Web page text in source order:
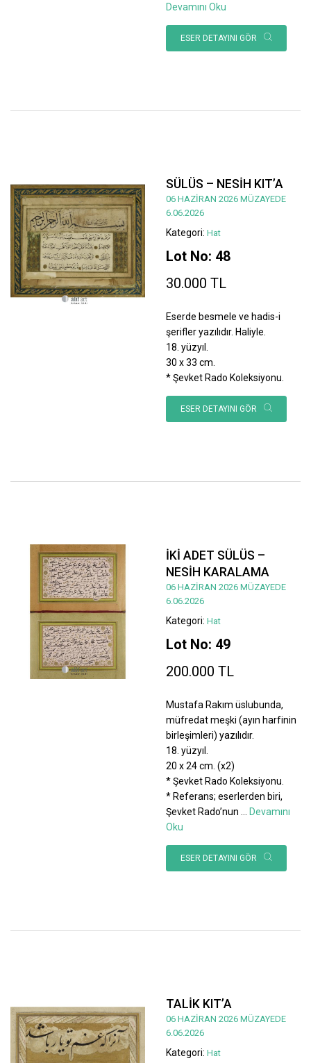
Devamını Oku
ESER DETAYINI GÖR
SÜLÜS – NESİH KIT’A
06 HAZİRAN 2026 MÜZAYEDE
6.06.2026
Kategori: Hat
Lot No: 48
30.000 TL
Eserde besmele ve hadis-i
şerifler yazılıdır. Haliyle.
18. yüzyıl.
30 x 33 cm.
* Şevket Rado Koleksiyonu.
ESER DETAYINI GÖR
İKİ ADET SÜLÜS –
NESİH KARALAMA
06 HAZİRAN 2026 MÜZAYEDE
6.06.2026
Kategori: Hat
Lot No: 49
200.000 TL
Mustafa Rakım üslubunda,
müfredat meşki (ayın harfinin
birleşimleri) yazılıdır.
18. yüzyıl.
20 x 24 cm. (x2)
* Şevket Rado Koleksiyonu.
* Referans; eserlerden biri,
Şevket Rado’nun
Devamını
Oku
ESER DETAYINI GÖR
TALİK KIT’A
06 HAZİRAN 2026 MÜZAYEDE
6.06.2026
Kategori: Hat